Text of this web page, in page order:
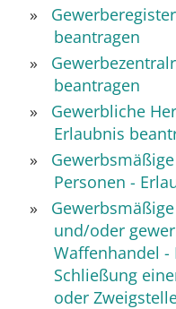
beantragen
beantragen
Gewerbliche
Erlaubnis
Personen -
und/oder
Waffenhandel
Schließung
oder